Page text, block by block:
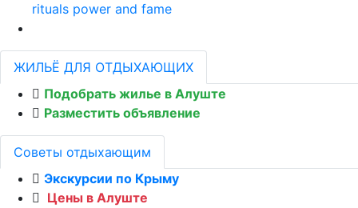
rituals power and fame
ЖИЛЬЁ ДЛЯ ОТДЫХАЮЩИХ
Подобрать жилье в Алуште
Разместить объявление
Советы отдыхающим
Экскурсии по Крыму
Цены в Алуште